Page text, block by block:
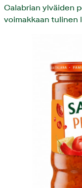
Calabrian ylväiden
voimakkaan tulinen